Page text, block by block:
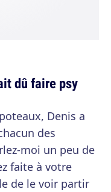
dû faire psy
Denis a
des
moi un peu de
faite à votre
de le voir partir